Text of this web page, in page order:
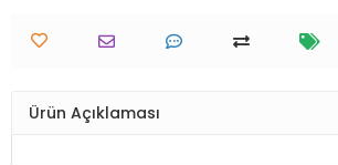
Ürün Açıklaması